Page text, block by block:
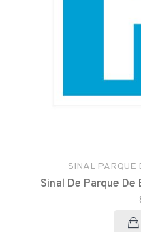
SINAL PARQUE
Sinal De Parque